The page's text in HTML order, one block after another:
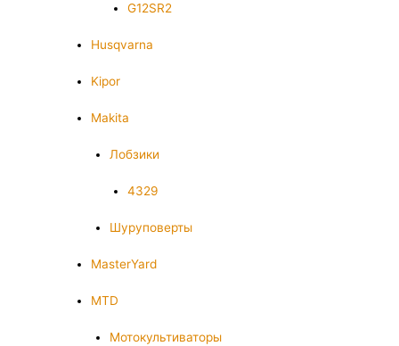
G12SR2
Husqvarna
Kipor
Makita
Лобзики
4329
Шуруповерты
MasterYard
MTD
Мотокультиваторы